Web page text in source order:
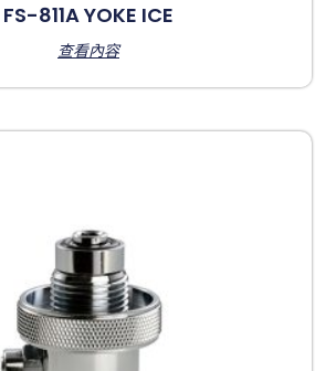
FS-811A YOKE ICE
查看內容